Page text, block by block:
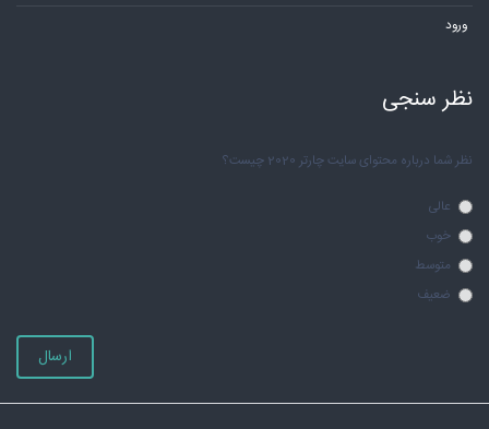
ورود
نظر سنجی
نظر شما درباره محتوای سایت چارتر 2020 چیست؟
عالی
خوب
متوسط
ضعیف
ارسال